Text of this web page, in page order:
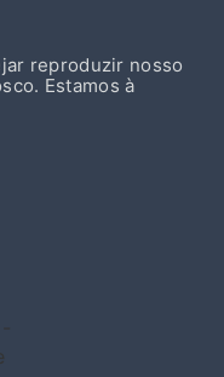
reproduzir nosso
Estamos à